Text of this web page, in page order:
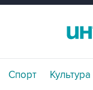
Спорт Культура